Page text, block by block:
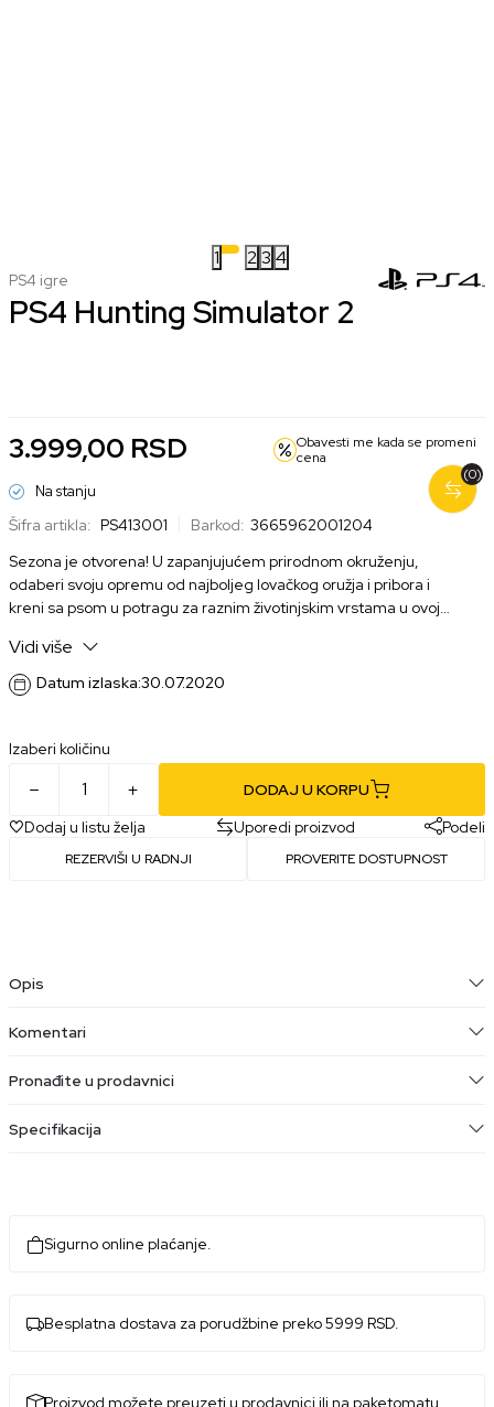
1 23 4
PS4 igre
PS4 Hunting Simulator 2
3.999,00 RSD
Obavesti me kada se promeni
cena
Na stanju
Šifra artikla: PS413001 Barkod: 3665962001204
Sezona je otvorena! U zapanjujućem prirodnom okruženju,
odaberi svoju opremu od najboljeg lovačkog oružja i pribora i
kreni sa psom u potragu za raznim životinjskim vrstama u ovoj
Vidi više
Datum izlaska:30.07.2020
Izaberi količinu
DODAJ U KORPU
Dodaj u listu želja
Uporedi proizvod Podeli
REZERVIŠI U RADNJI PROVERITE DOSTUPNOST
(0)
Opis
Komentari
Pronađite u prodavnici
Specifikacija
Sigurno online plaćanje.
Besplatna dostava za porudžbine preko 5999 RSD.
Proizvod možete preuzeti u prodavnici ili na paketomatu.